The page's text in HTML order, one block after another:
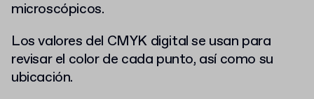
microscópicos.
Los valores del CMYK digital se usan para
revisar el color de cada punto, así como su
ubicación.